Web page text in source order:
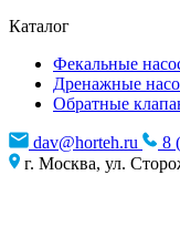
Каталог
Фекальные
Дренажные
Обратные
dav@horteh.ru
8
г. Москва, ул.